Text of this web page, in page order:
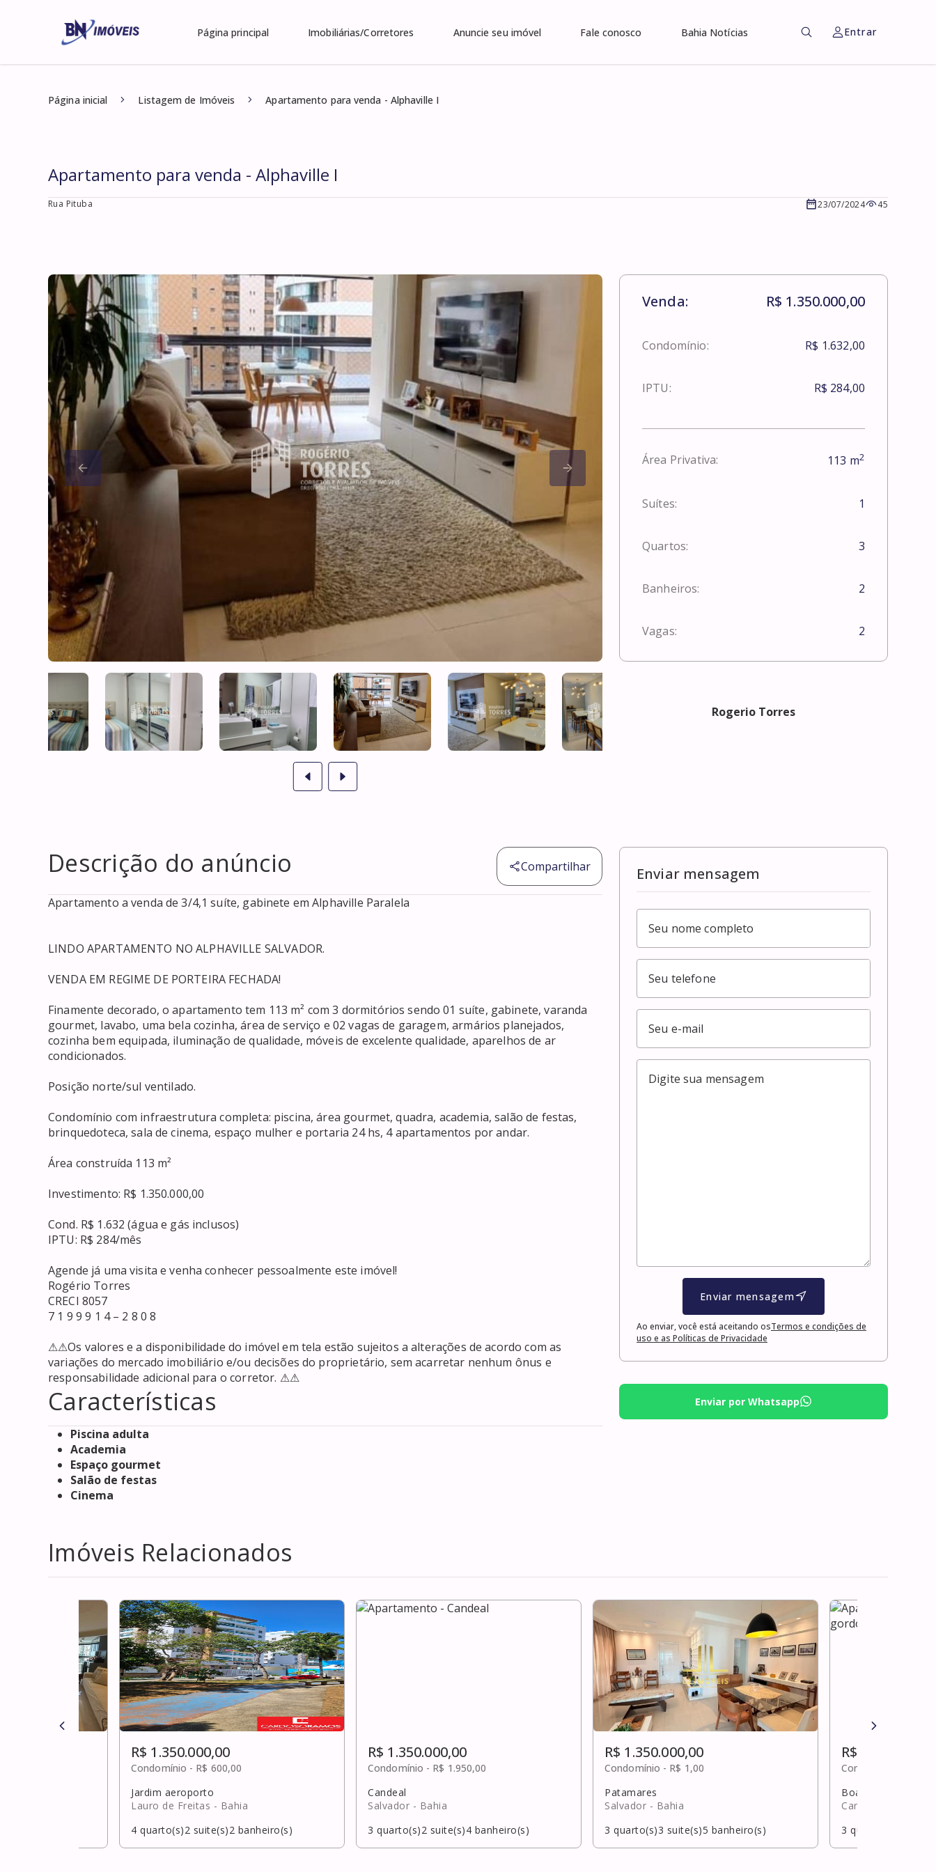
Página principal Imobiliárias/Corretores Anuncie seu imóvel Fale conosco Bahia Notícias Entrar
Página inicial Listagem de Imóveis Apartamento para venda - Alphaville I
Apartamento para venda - Alphaville I
Rua Pituba 23/07/2024 45
Venda: R$ 1.350.000,00
Condomínio: R$ 1.632,00
IPTU: R$ 284,00
Área Privativa: 113 m2
Suítes: 1
Quartos: 3
Banheiros: 2
Vagas: 2
Rogerio Torres
Descrição do anúncio Compartilhar
Apartamento a venda de 3/4,1 suíte, gabinete em Alphaville Paralela
LINDO APARTAMENTO NO ALPHAVILLE SALVADOR.
VENDA EM REGIME DE PORTEIRA FECHADA!
Finamente decorado, o apartamento tem 113 m² com 3 dormitórios sendo 01 suíte, gabinete, varanda
gourmet, lavabo, uma bela cozinha, área de serviço e 02 vagas de garagem, armários planejados,
cozinha bem equipada, iluminação de qualidade, móveis de excelente qualidade, aparelhos de ar
condicionados.
Posição norte/sul ventilado.
Condomínio com infraestrutura completa: piscina, área gourmet, quadra, academia, salão de festas,
brinquedoteca, sala de cinema, espaço mulher e portaria 24 hs, 4 apartamentos por andar.
Área construída 113 m²
Investimento: R$ 1.350.000,00
Cond. R$ 1.632 (água e gás inclusos)
IPTU: R$ 284/mês
Agende já uma visita e venha conhecer pessoalmente este imóvel!
Rogério Torres
CRECI 8057
7 1 9 9 9 1 4 – 2 8 0 8
⚠⚠Os valores e a disponibilidade do imóvel em tela estão sujeitos a alterações de acordo com as
variações do mercado imobiliário e/ou decisões do proprietário, sem acarretar nenhum ônus e
responsabilidade adicional para o corretor. ⚠⚠
Características
Piscina adulta
Academia
Espaço gourmet
Salão de festas
Cinema
Enviar mensagem
Enviar mensagem
Ao enviar, você está aceitando osTermos e condições de
uso e as Políticas de Privacidade
Enviar por Whatsapp
Imóveis Relacionados
R$ 1.350.000,00
Condomínio - R$ 600,00
Jardim aeroporto
Lauro de Freitas - Bahia
4 quarto(s)2 suite(s)2 banheiro(s)
R$ 1.350.000,00
Condomínio - R$ 1.950,00
Candeal
Salvador - Bahia
3 quarto(s)2 suite(s)4 banheiro(s)
R$ 1.350.000,00
Condomínio - R$ 1,00
Patamares
Salvador - Bahia
3 quarto(s)3 suite(s)5 banheiro(s)
R$
Condomínio -
Boa esperança
Camaçari
3 quarto(s)